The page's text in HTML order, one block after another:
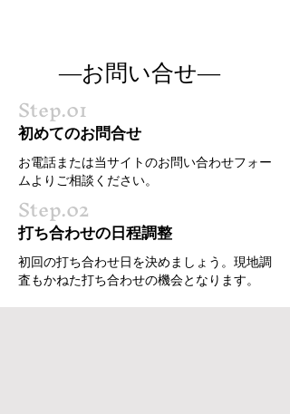
―お問い合せ―
Step.01
初めてのお問合せ
お電話または当サイトのお問い合わせフォー
ムよりご相談ください。
Step.02
打ち合わせの日程調整
初回の打ち合わせ日を決めましょう。現地調
査もかねた打ち合わせの機会となります。